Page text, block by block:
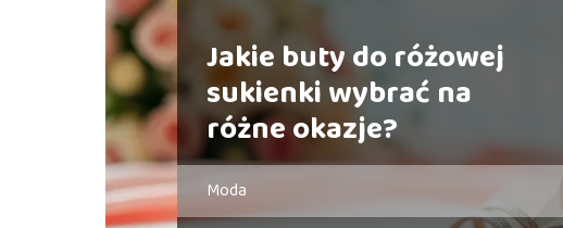
Jakie buty do różowej
sukienki wybrać na
różne okazje?
Moda